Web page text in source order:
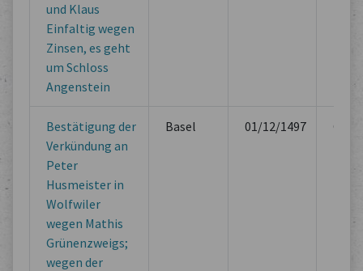
und Klaus
Einfaltig wegen
Zinsen, es geht
um Schloss
Angenstein
Bestätigung der
Verkündung an
Peter
Husmeister in
Wolfwiler
wegen Mathis
Grünenzweigs;
wegen der
Basel 01/12/1497